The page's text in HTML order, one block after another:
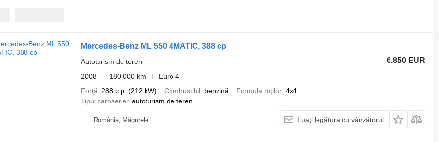
Mercedes-Benz ML 550 4MATIC, 388 cp
6.850 EUR
Autoturism de teren
2008
180.000 km
Euro 4
Forţă
288 c.p. (212 kW) Combustibil benzină Formula roţilor 4x4
Tipul caroseriei autoturism de teren
România, Măgurele Luați legătura cu vânzătorul